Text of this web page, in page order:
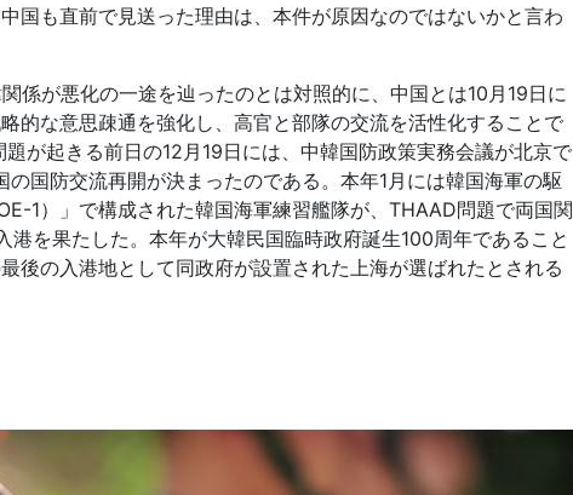
国も直前で見送った理由は、本件が原因なのではないかと言わ
係が悪化の一途を辿ったのとは対照的に、中国とは10月19日に
的な意思疎通を強化し、高官と部隊の交流を活性化することで
が起きる前日の12月19日には、中韓国防政策実務会議が北京で
国防交流再開が決まったのである。本年1月には韓国海軍の駆
1）」で構成された韓国海軍練習艦隊が、THAAD問題で両国関
を果たした。本年が大韓民国臨時政府誕生100周年であること
後の入港地として同政府が設置された上海が選ばれたとされる